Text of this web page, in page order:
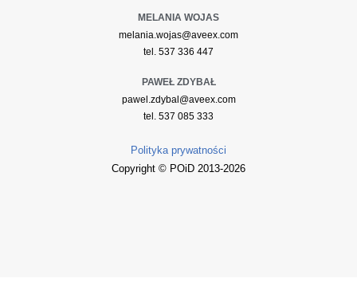
MELANIA WOJAS
melania.wojas@aveex.com
tel. 537 336 447
PAWEŁ ZDYBAŁ
pawel.zdybal@aveex.com
tel. 537 085 333
Polityka prywatności
Copyright © POiD 2013-2026